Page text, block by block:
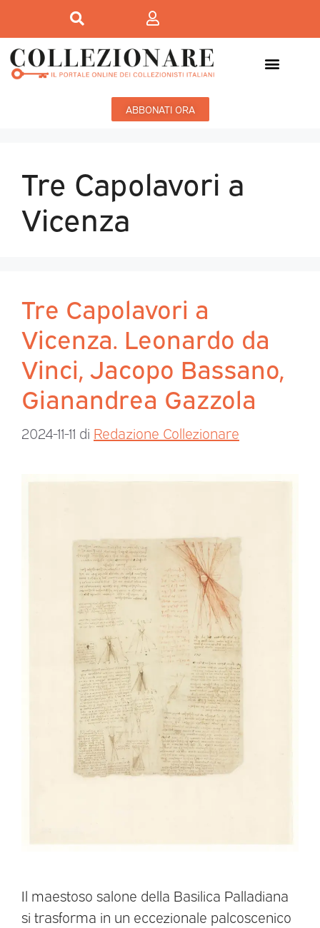
ABBONATI ORA
Tre Capolavori a
Vicenza
Tre Capolavori a
Vicenza. Leonardo da
Vinci, Jacopo Bassano,
Gianandrea Gazzola
2024-11-11 di Redazione Collezionare
Il maestoso salone della Basilica Palladiana
si trasforma in un eccezionale palcoscenico